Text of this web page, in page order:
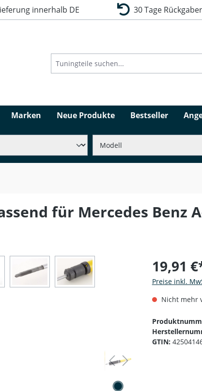
innerhalb DE 30 Tage
Marken Neue Produkte Bestseller
für Mercedes Benz
19,91
Preise inkl.
Nicht mehr
GTIN: